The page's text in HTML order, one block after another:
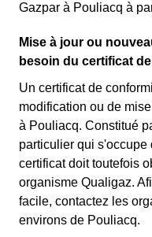
Gazpar à Pouliacq à
Mise à jour ou
besoin du certificat
Un certificat de
modification ou de
à Pouliacq. Constitué
particulier qui s'occupe
certificat doit toutefois
organisme Qualigaz.
facile, contactez les
environs de Pouliacq.